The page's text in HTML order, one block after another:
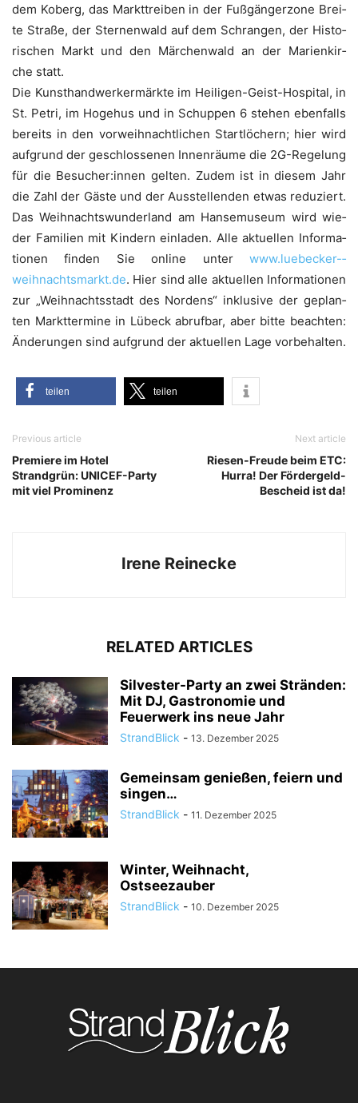
dem Koberg, das Markt­trei­ben in der Fuß­gän­ger­zo­ne Brei­
te Stra­ße, der Ster­nen­wald auf dem Schran­gen, der His­to­
ri­schen Markt und den Mär­chen­wald an der Mari­en­kir­
che statt.
Die Kunst­hand­wer­ker­märk­te im Hei­li­gen-Geist-Hos­pi­tal, in
St. Petri, im Hoge­hus und in Schup­pen 6 ste­hen eben­falls
bereits in den vor­weih­nacht­li­chen Start­lö­chern; hier wird
auf­grund der geschlos­se­nen Innen­räu­me die 2G-Rege­lung
für die Besucher:innen gel­ten. Zudem ist in die­sem Jahr
die Zahl der Gäs­te und der Aus­stel­len­den etwas redu­ziert.
Das Weih­nachts­wun­der­land am Han­se­mu­se­um wird wie­
der Fami­li­en mit Kin­dern ein­la­den. Alle aktu­el­len Infor­ma­
tio­nen fin­den Sie ­online unter www.luebecker-­
weihnachtsmarkt.de. Hier sind alle aktu­el­len Infor­ma­tio­nen
zur „Weih­nachts­stadt des Nor­dens“ inklu­si­ve der geplan­
ten Markt­ter­mi­ne in Lübeck abruf­bar, aber bit­te beach­ten:
Ände­run­gen sind auf­grund der aktu­el­len Lage vorbehalten.
tei­len tei­len
Previous article
Premiere im Hotel
Strandgrün: UNICEF-Party
mit viel Prominenz
Next article
Riesen-Freude beim ETC:
Hurra! Der Fördergeld-
Bescheid ist da!
Irene Reinecke
RELATED ARTICLES
Silvester-Party an zwei Stränden:
Mit DJ, Gastronomie und
Feuerwerk ins neue Jahr
StrandBlick - 13. Dezember 2025
Gemeinsam genießen, feiern und
singen…
StrandBlick - 11. Dezember 2025
Winter, Weihnacht,
Ostseezauber
StrandBlick - 10. Dezember 2025